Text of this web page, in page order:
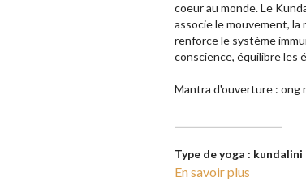
coeur au monde. Le
associe le mouvement, la
renforce le système
conscience, équilibre les
Mantra d'ouverture : ong
Type de yoga : kundalini
En savoir plus